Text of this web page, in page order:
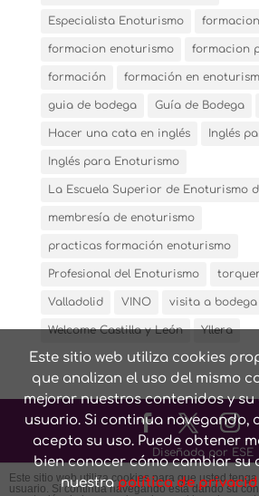
Este sitio web utiliza cookies
que analizan el uso del mismo
mejorar nuestros contenidos y
usuario. Si continua navegando,
acepta su uso. Puede obtener
bien conocer cómo cambiar su
nuestrapolítica de
Especialista Enoturismo
formacion enoturismo formacion
formación formación en
guia de bodega Guía de Bodega
Hacer una cata en inglés Inglés
Inglés para Enoturismo
La Escuela Superior de Enoturismo
membresía de enoturismo
practicas formación enoturismo
Profesional del Enoturismo
Valladolid VINO visita a bodega
Welcome Castilla y León Yllera
Diseñado por ESE
Este sitio web utiliza cookies para que usted
usuario. Si continúa navegando está dando su